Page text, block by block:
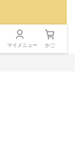
マイメニュー かご